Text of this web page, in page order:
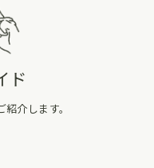
ド
介します。